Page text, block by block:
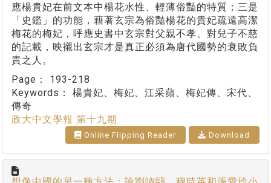
應楊貴妃在前文本中楊花水性、輕薄俗豔的特質；三是
「史鑑」的功能，藉著玄宗為俗豔楊花的貴妃疏遠高潔
梅花的梅妃，呼應史書中玄宗對父親不孝、對兒子不慈
的記載，映襯出玄宗才是真正必須為唐代國勢的衰敗負
責之人。
Page： 193-218
Keywords： 楊貴妃、梅妃、江采蘋、梅妃傳、宋代、
傳奇
政大中文學報 第十九期
Online Flipping Reader Download